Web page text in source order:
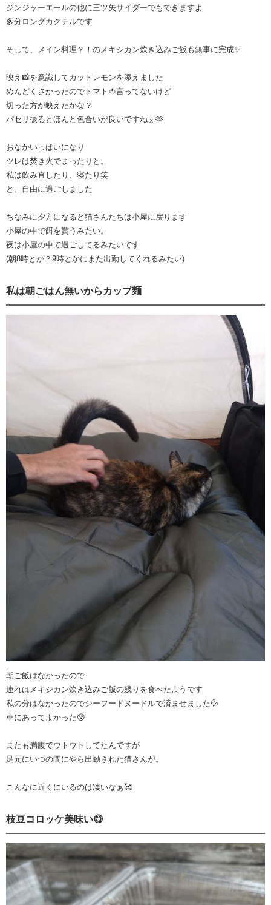
ジンジャーエールの他に三ツ矢サイダーでもできますよ
多分ロングカクテルです
そして、メイン料理？！のメキシカン炊き込みご飯も無事に完成✨
映え📸を意識してカットレモンを添えました
めんどくさかったのでトマト🍅言ってないけど
切った方が映えたかな？
パセリ振るとほんと色合いが良いですねぇ🫶
おなかいっぱいになり
ツレは焚き火でまったりと。
私は飲み直したり、寝たり笑
と、自由に過ごしました
ちなみに夕方になると猫さんたちは小屋に戻ります
小屋の中で餌を貰うみたい。
夜は小屋の中で過ごしてるみたいです
(朝8時とか？9時とかにまた出勤してくれるみたい)
私は朝ごはん無いからカップ麺
朝ご飯はなかったので
連れはメキシカン炊き込みご飯の残りを食べたようです
私の分はなかったのでシーフードヌードルで済ませました💦
車にあってよかった😵
またも満腹でウトウトしてたんですが
足元にいつの間にやら出勤された猫さんが。
こんなに近くにいるのは凄いなぁ🥰
枝豆コロッケ美味い😋